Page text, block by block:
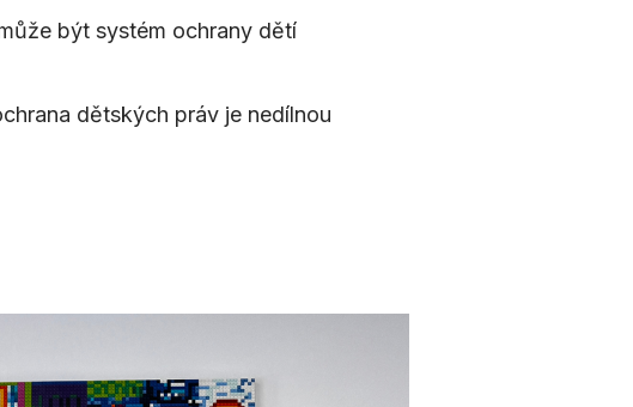
být systém ochrany dětí
dětských práv je nedílnou